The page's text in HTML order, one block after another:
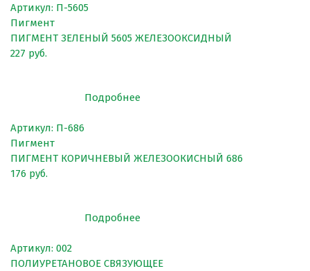
Артикул: П-5605
Пигмент
ПИГМЕНТ ЗЕЛЕНЫЙ 5605 ЖЕЛЕЗООКСИДНЫЙ
227 руб.
Подробнее
Артикул: П-686
Пигмент
ПИГМЕНТ КОРИЧНЕВЫЙ ЖЕЛЕЗООКИСНЫЙ 686
176 руб.
Подробнее
Артикул: 002
ПОЛИУРЕТАНОВОЕ СВЯЗУЮЩЕЕ